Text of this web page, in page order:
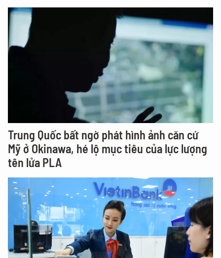
Trung Quốc bất ngờ phát hình ảnh căn cứ
Mỹ ở Okinawa, hé lộ mục tiêu của lực lượng
tên lửa PLA